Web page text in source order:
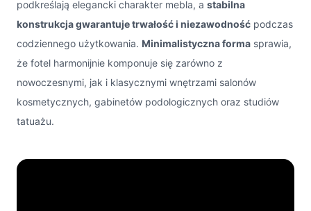
podkreślają elegancki charakter mebla, a stabilna
konstrukcja gwarantuje trwałość i niezawodność podczas
codziennego użytkowania. Minimalistyczna forma sprawia,
że fotel harmonijnie komponuje się zarówno z
nowoczesnymi, jak i klasycznymi wnętrzami salonów
kosmetycznych, gabinetów podologicznych oraz studiów
tatuażu.